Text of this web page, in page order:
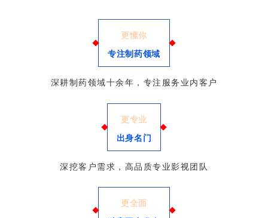
更懂你
专注制药领域
深耕制药领域十余年，专注服务业内客户
更专业
出身名门
深挖客户需求，高品质专业影视团队
更全面